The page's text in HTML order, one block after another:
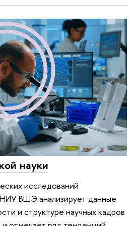
науки
исследований
ВШЭ анализирует данные
и структуре научных кадров